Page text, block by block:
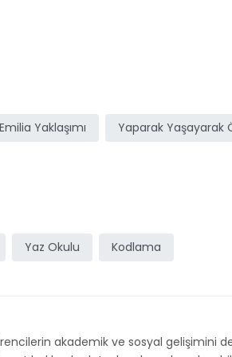
Yaklaşımı Yaparak Yaşayarak
Yaz Okulu Kodlama
akademik ve sosyal gelişimini